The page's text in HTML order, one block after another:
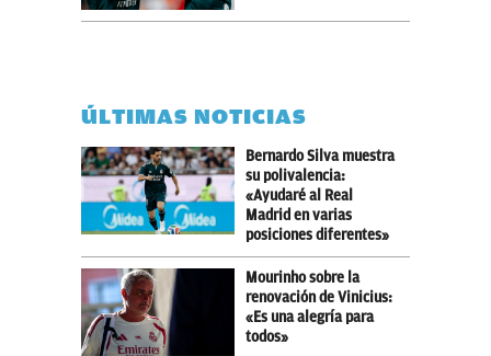
ÚLTIMAS NOTICIAS
Bernardo Silva muestra
su polivalencia:
«Ayudaré al Real
Madrid en varias
posiciones diferentes»
Mourinho sobre la
renovación de Vinicius:
«Es una alegría para
todos»